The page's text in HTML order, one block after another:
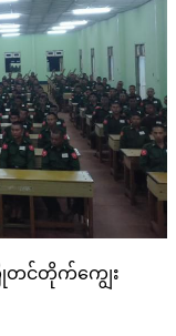
ြိုတင်တိုက်ကျွေး